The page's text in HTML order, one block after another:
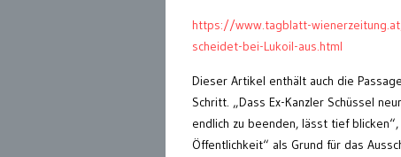
https://www.tagblatt-
scheidet-bei-Lukoil-aus.html
Dieser Artikel enthält auch die
Schritt. „Dass Ex-Kanzler Schüssel
endlich zu beenden, lässt tief
Öffentlichkeit“ als Grund für das